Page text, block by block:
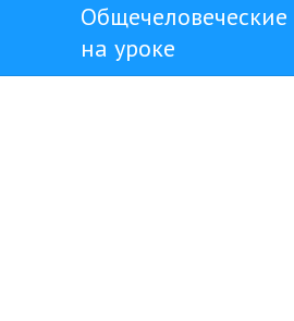
на уроке